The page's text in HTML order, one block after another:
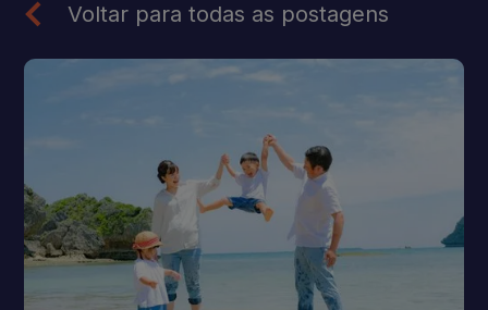
Voltar para todas as postagens